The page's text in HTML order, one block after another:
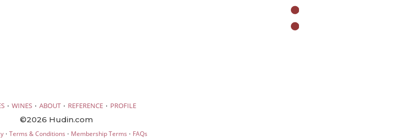
· WINES · ABOUT · REFERENCE · PROFILE
©2026 Hudin.com
· Terms & Conditions · Membership Terms · FAQs